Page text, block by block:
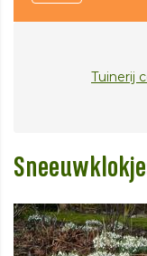
Tuinerij